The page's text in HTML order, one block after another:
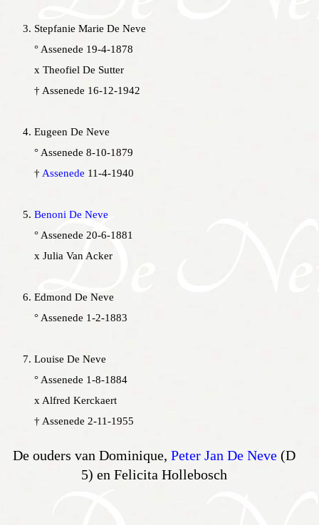
Stepfanie Marie De Neve
° Assenede 19-4-1878
x Theofiel De Sutter
† Assenede 16-12-1942
Eugeen De Neve
° Assenede 8-10-1879
† Assenede 11-4-1940
Benoni De Neve
° Assenede 20-6-1881
x Julia Van Acker
Edmond De Neve
° Assenede 1-2-1883
Louise De Neve
° Assenede 1-8-1884
x Alfred Kerckaert
† Assenede 2-11-1955
De ouders van Dominique,Peter Jan De Neve (D
5) en Felicita Hollebosch